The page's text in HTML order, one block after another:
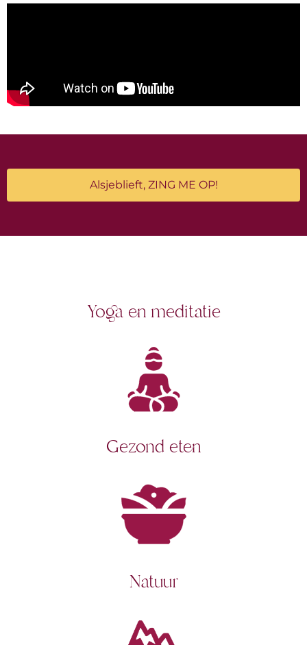
Alsjeblieft, ZING ME OP!
Yoga en meditatie
Gezond eten
Natuur